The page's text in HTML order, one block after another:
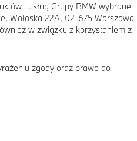
i usług Grupy BMW wybrane
Wołoska 22A, 02-675 Warszawa
w związku z korzystaniem z
zgody oraz prawo do